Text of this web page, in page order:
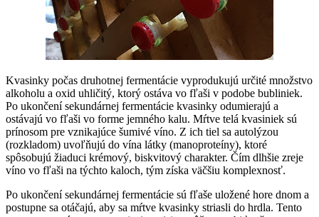
Kvasinky počas druhotnej fermentácie vyprodukujú určité množstvo
alkoholu a oxid uhličitý, ktorý ostáva vo fľaši v podobe bubliniek.
Po ukončení sekundárnej fermentácie kvasinky odumierajú a
ostávajú vo fľaši vo forme jemného kalu. Mŕtve telá kvasiniek sú
prínosom pre vznikajúce šumivé víno. Z ich tiel sa autolýzou
(rozkladom) uvoľňujú do vína látky (manoproteíny), ktoré
spôsobujú žiaduci krémový, biskvitový charakter. Čím dlhšie zreje
víno vo fľaši na týchto kaloch, tým získa väčšiu komplexnosť.
Po ukončení sekundárnej fermentácie sú fľaše uložené hore dnom a
postupne sa otáčajú, aby sa mŕtve kvasinky striasli do hrdla. Tento